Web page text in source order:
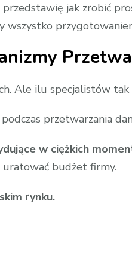
jak zrobić
wszystko
Ale ilu specjalistów
przetwarzania
w ciężkich
uratować budżet firmy.
rynku.